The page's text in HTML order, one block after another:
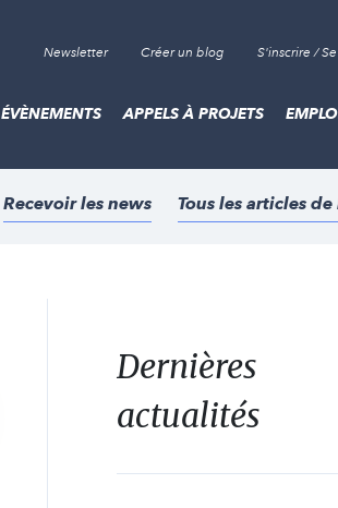
Newsletter Créer un blog S'inscrire /
ÉVÈNEMENTS APPELS À PROJETS
Recevoir les news Tous les articles
Dernières
actualités